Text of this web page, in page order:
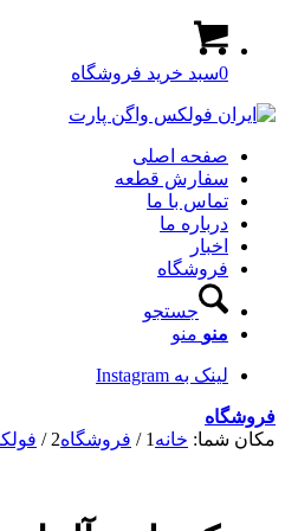
0سبد خرید فروشگاه
صفحه اصلی
سفارش قطعه
تماس با ما
درباره ما
اخبار
فروشگاه
جستجو
منو منو
لینک به Instagram
فروشگاه
مکان شما: خانه 1
/ فروشگاه2
/